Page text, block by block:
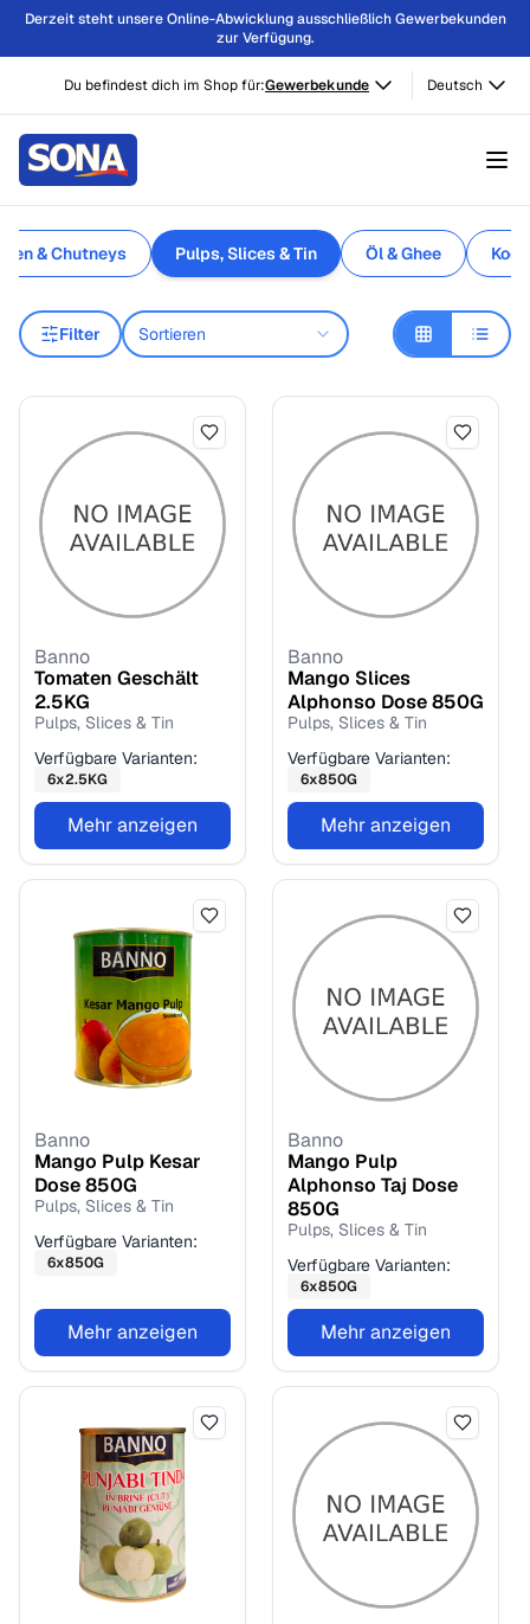
Derzeit steht unsere Online-Abwicklung ausschließlich Gewerbekunden
zur Verfügung.
Du befindest dich im Shop für:Gewerbekunde Deutsch
& Chutneys Pulps, Slices & Tin Öl & Ghee
Filter Sortieren
Banno
Tomaten Geschält
2.5KG
Pulps, Slices & Tin
Verfügbare Varianten:
6x2.5KG
Mehr anzeigen
Banno
Mango Slices
Alphonso Dose850G
Pulps, Slices & Tin
Verfügbare Varianten:
6x850G
Mehr anzeigen
Banno
Mango Pulp Kesar
Dose850G
Pulps, Slices & Tin
Verfügbare Varianten:
6x850G
Mehr anzeigen
Banno
Mango Pulp
Alphonso Taj Dose
850G
Pulps, Slices & Tin
Verfügbare Varianten:
6x850G
Mehr anzeigen